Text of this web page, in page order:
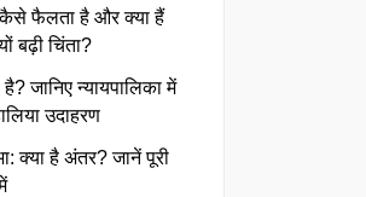
फैलता है और क्या हैं
बढ़ी चिंता?
जानिए न्यायपालिका में
उदाहरण
क्या है अंतर? जानें पूरी